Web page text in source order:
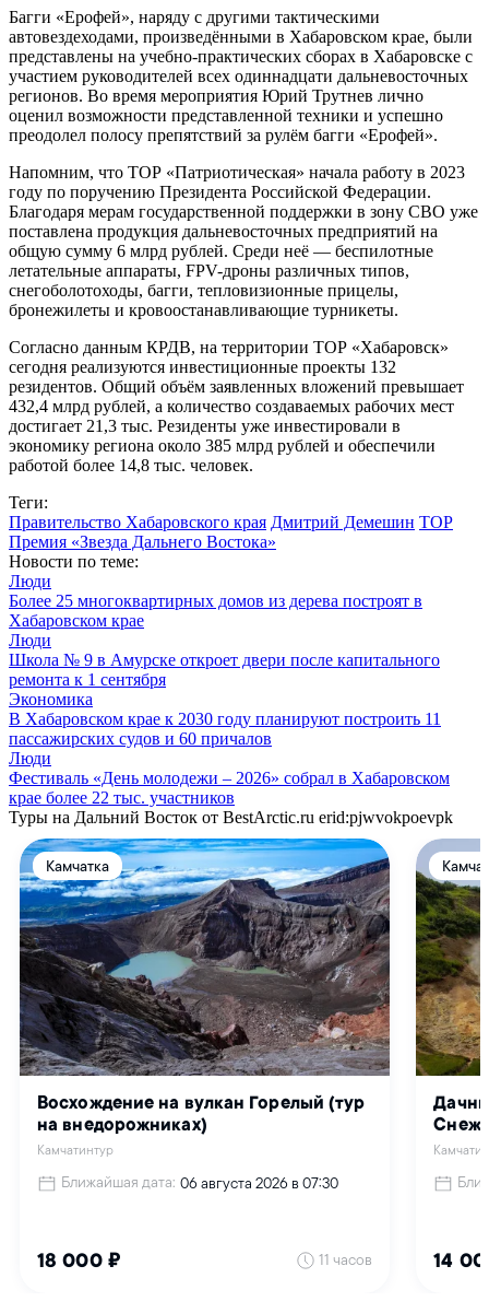
Багги «Ерофей», наряду с другими тактическими
автовездеходами, произведёнными в Хабаровском крае, были
представлены на учебно-практических сборах в Хабаровске с
участием руководителей всех одиннадцати дальневосточных
регионов. Во время мероприятия Юрий Трутнев лично
оценил возможности представленной техники и успешно
преодолел полосу препятствий за рулём багги «Ерофей».
Напомним, что ТОР «Патриотическая» начала работу в 2023
году по поручению Президента Российской Федерации.
Благодаря мерам государственной поддержки в зону СВО уже
поставлена продукция дальневосточных предприятий на
общую сумму 6 млрд рублей. Среди неё — беспилотные
летательные аппараты, FPV-дроны различных типов,
снегоболотоходы, багги, тепловизионные прицелы,
бронежилеты и кровоостанавливающие турникеты.
Согласно данным КРДВ, на территории ТОР «Хабаровск»
сегодня реализуются инвестиционные проекты 132
резидентов. Общий объём заявленных вложений превышает
432,4 млрд рублей, а количество создаваемых рабочих мест
достигает 21,3 тыс. Резиденты уже инвестировали в
экономику региона около 385 млрд рублей и обеспечили
работой более 14,8 тыс. человек.
Теги:
Правительство Хабаровского края Дмитрий Демешин ТОР
Премия «Звезда Дальнего Востока»
Новости по теме:
Люди
Более 25 многоквартирных домов из дерева построят в
Хабаровском крае
Люди
Школа № 9 в Амурске откроет двери после капитального
ремонта к 1 сентября
Экономика
В Хабаровском крае к 2030 году планируют построить 11
пассажирских судов и 60 причалов
Люди
Фестиваль «День молодежи – 2026» собрал в Хабаровском
крае более 22 тыc. участников
Туры на Дальний Восток от BestArctic.ru erid:pjwvokpoevpk